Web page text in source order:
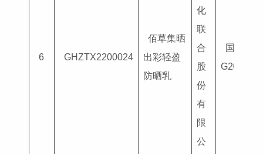
6 GHZTX2200024
佰草集晒
出彩轻盈
防晒乳
化
联
合
股
份
有
限
公
国妆特字